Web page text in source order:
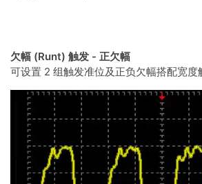
欠幅 (Runt) 触发 - 正欠幅
可设置 2 组触发准位及正负欠幅搭配宽度